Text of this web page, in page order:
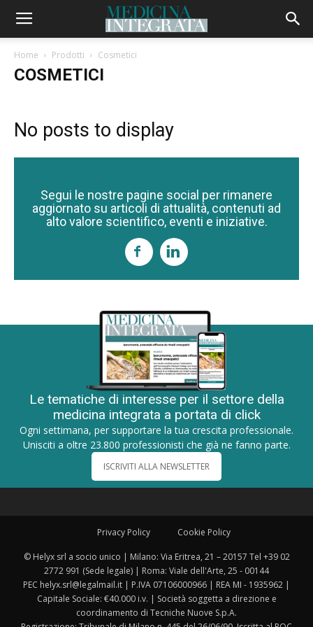
Home Prodotti Cosmetici
COSMETICI
No posts to display
Segui le nostre pagine social per rimanere
aggiornato su articoli di attualità, contenuti ad
alto valore scientifico, eventi e iniziative.
Le tematiche di interesse per il settore della
medicina integrata a portata di click
Ogni settimana, per supportare la tua crescita professionale.
Unisciti a oltre 23.800 professionisti che già ne fanno parte.
ISCRIVITI ALLA NEWSLETTER
Privacy Policy Cookie Policy
© Helyx srl a socio unico | Milano: Via Eritrea, 21 – 20157 Tel +39 02
2772 991 (Sede legale) | Roma: Viale dell'Arte, 25 - 00144
PEC helyx.srl@legalmail.it | P.IVA 07106000966 | REA MI - 1935962 |
Capitale Sociale: €40.000 i.v. | Società soggetta a direzione e
coordinamento di Tecniche Nuove S.p.A.